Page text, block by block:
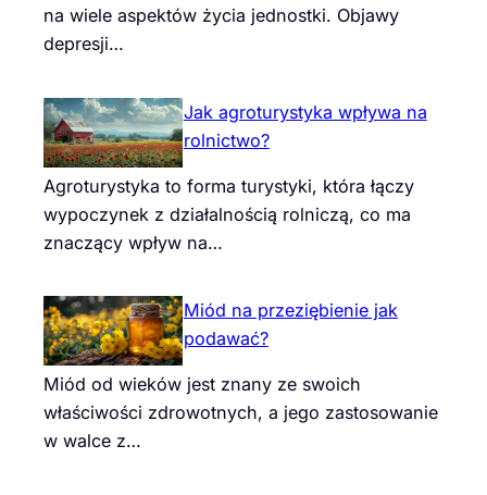
na wiele aspektów życia jednostki. Objawy
depresji…
Jak agroturystyka wpływa na
rolnictwo?
Agroturystyka to forma turystyki, która łączy
wypoczynek z działalnością rolniczą, co ma
znaczący wpływ na…
Miód na przeziębienie jak
podawać?
Miód od wieków jest znany ze swoich
właściwości zdrowotnych, a jego zastosowanie
w walce z…